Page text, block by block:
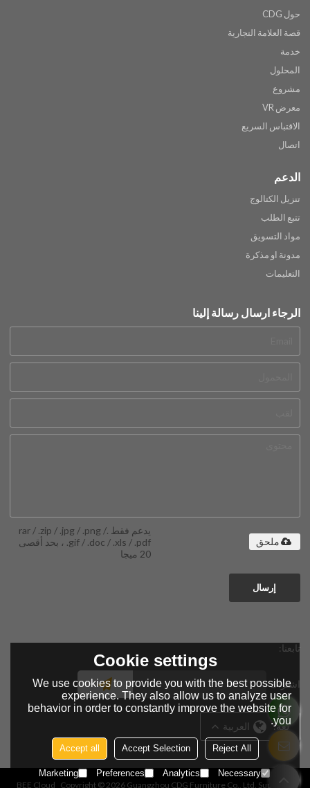
حول CDG
قصة العلامة التجارية
خدمة
المحلول
مشروع
معرض VR
الاقتباس السريع
اتصال
الدعم
تنزيل الكتالوج
تتبع الطلب
مواد التسويق
مدونة او مذكرة
التعليمات
الرجاء ارسال رسالة إلينا
يدعم فقط .rar / .zip / .jpg / .png /
.gif / .doc / .xls / .pdf ، بحد أقصى
20 ميجا
ملحق
إرسال
تابعنا:
اشتراك
لغة: العربية
Copyright © 2026 Guangzhou CDG Furniture Co., Ltd. Support By
BEE Cloud
Cookie settings
We use cookies to provide you with the best possible
experience. They also allow us to analyze user
behavior in order to constantly improve the website for
you.
Reject All
Accept Selection
Accept all
Necessary
Analytics
Preferences
Marketing